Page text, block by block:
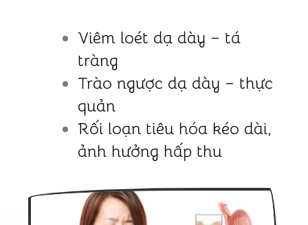
Viêm loét dạ dày – tá
tràng
Trào ngược dạ dày – thực
quản
Rối loạn tiêu hóa kéo dài,
ảnh hưởng hấp thu